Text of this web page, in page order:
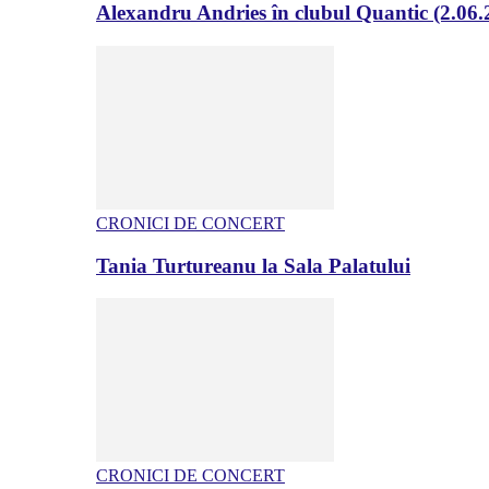
Alexandru Andries în clubul Quantic
CRONICI DE CONCERT
Tania Turtureanu la Sala Palatului
CRONICI DE CONCERT